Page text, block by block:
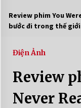
Review phim You
bước đi trong thế
Điện Ảnh
Review
Never